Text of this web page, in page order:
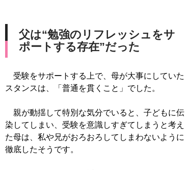
父は“勉強のリフレッシュをサ
ポートする存在”だった
受験をサポートする上で、母が大事にしていた
スタンスは、「普通を貫くこと」でした。
親が動揺して特別な気分でいると、子どもに伝
染してしまい、受験を意識しすぎてしまうと考え
た母は、私や兄がおろおろしてしまわないように
徹底したそうです。